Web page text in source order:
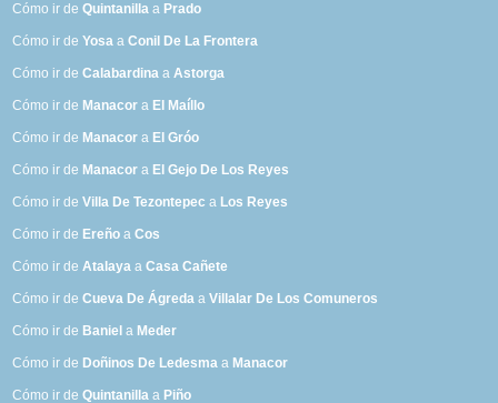
Cómo ir deQuintanilla a Prado
Cómo ir deYosa aConil De La Frontera
Cómo ir deCalabardina aAstorga
Cómo ir de Manacor a El Maíllo
Cómo ir de Manacor a El Gróo
Cómo ir de Manacor a El Gejo De Los Reyes
Cómo ir deVilla De Tezontepec a Los Reyes
Cómo ir de Ereño aCos
Cómo ir deAtalaya aCasa Cañete
Cómo ir deCueva De Ágreda aVillalar De Los Comuneros
Cómo ir de Baniel a Meder
Cómo ir de Doñinos De Ledesma a Manacor
Cómo ir deQuintanilla a Piño